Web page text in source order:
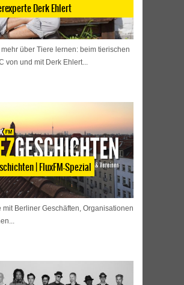
Derk Ehlert
über Tiere lernen: beim tierischen
von und mit Derk Ehlert...
| FluxFM-Spezial
mit Berliner Geschäften, Organisationen